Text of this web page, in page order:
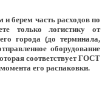
берем часть расходов по
только логистику от
города (до терминала,
оборудование
соответствует ГОСТ
его распаковки.